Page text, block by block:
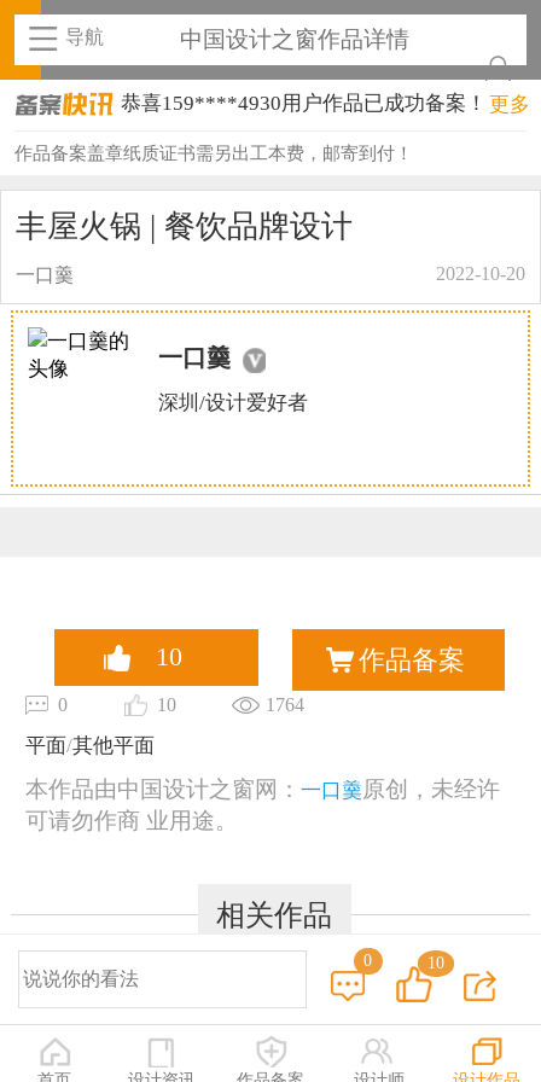
导航 中国设计之窗作品详情
恭喜159****4930用户作品已成功备案！
恭喜150****6483用户作品已成功备案！
恭喜159****4201用户作品已成功备案！
恭喜133****6466用户作品已成功备案！
恭喜131****1475用户作品已成功备案！
恭喜133****8874用户作品已成功备案！
恭喜133****9020用户作品已成功备案！
更多
作品备案盖章纸质证书需另出工本费，邮寄到付！
丰屋火锅 | 餐饮品牌设计
一口羹 2022-10-20
一口羹
深圳/设计爱好者
10 作品备案
0 10
1764
平面/其他平面
本作品由中国设计之窗网： 一口羹原创，未经许
可请勿作商 业用途。
相关作品
0 10
© 2014-2025 中国设计之窗 www.333cn.com 版权所有
深圳市中设网络科技有限公司(深圳设计之窗文化发展有限公司)
地址：深圳龙华区布龙路4号127陈设艺术设计产业园A栋203-206